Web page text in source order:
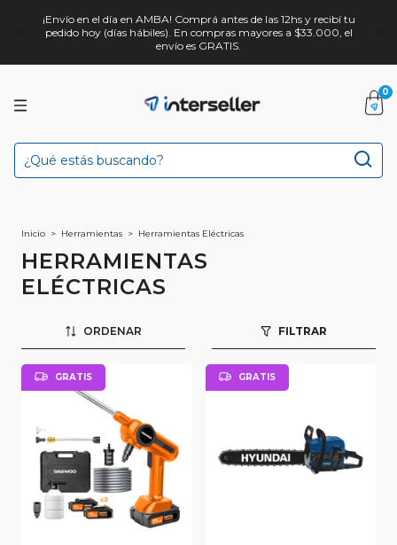
¡Envío en el día en AMBA! Comprá antes de las 12hs y recibí tu
pedido hoy (días hábiles). En compras mayores a $33.000, el
envío es GRATIS.
0
Inicio > Herramientas > Herramientas Eléctricas
HERRAMIENTAS
ELÉCTRICAS
ORDENAR FILTRAR
GRATIS GRATIS